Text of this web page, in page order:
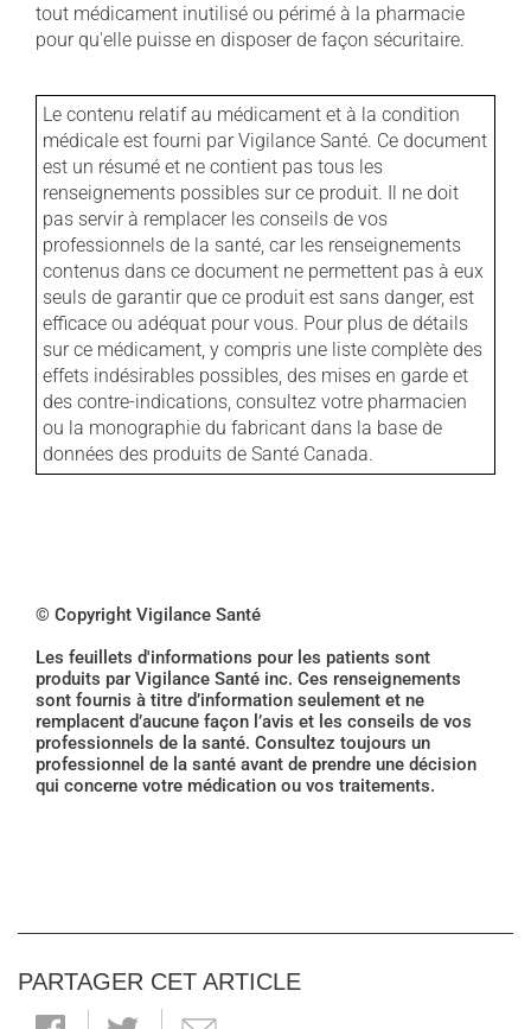
tout médicament inutilisé ou périmé à la pharmacie
pour qu'elle puisse en disposer de façon sécuritaire.
Le contenu relatif au médicament et à la condition
médicale est fourni par Vigilance Santé. Ce document
est un résumé et ne contient pas tous les
renseignements possibles sur ce produit. Il ne doit
pas servir à remplacer les conseils de vos
professionnels de la santé, car les renseignements
contenus dans ce document ne permettent pas à eux
seuls de garantir que ce produit est sans danger, est
efficace ou adéquat pour vous. Pour plus de détails
sur ce médicament, y compris une liste complète des
effets indésirables possibles, des mises en garde et
des contre-indications, consultez votre pharmacien
ou la monographie du fabricant dans la base de
données des produits de Santé Canada.
© Copyright Vigilance Santé
Les feuillets d'informations pour les patients sont
produits par Vigilance Santé inc. Ces renseignements
sont fournis à titre d’information seulement et ne
remplacent d’aucune façon l’avis et les conseils de vos
professionnels de la santé. Consultez toujours un
professionnel de la santé avant de prendre une décision
qui concerne votre médication ou vos traitements.
PARTAGER CET ARTICLE